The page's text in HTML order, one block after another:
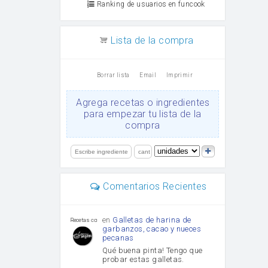
Ranking de usuarios en funcook
Lista de la compra
Borrar lista Email Imprimir
Agrega recetas o ingredientes
para empezar tu lista de la
compra
Comentarios Recientes
Recetas con sazon
en Galletas de harina de
garbanzos, cacao y nueces
pecanas
Qué buena pinta! Tengo que
probar estas galletas.